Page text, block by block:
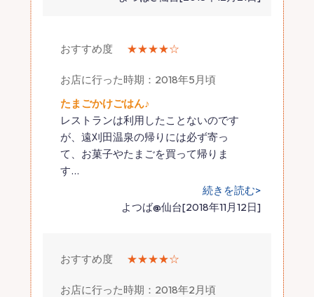
おすすめ度 ★★★★☆
お店に行った時期：2018年5月頃
たまごかけごはん♪
レストランは利用したことないのです
が、遠刈田温泉の帰りには必ず寄っ
て、お菓子やたまごを買って帰りま
す…
続きを読む>
よつば@仙台[2018年11月12日]
おすすめ度 ★★★★☆
お店に行った時期：2018年2月頃